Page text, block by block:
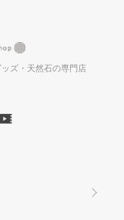
ズ・天然石の専門店